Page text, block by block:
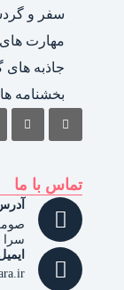
سفر و
مهارت های
جاذبه
بخشنامه ها
تماس با ما
سرا